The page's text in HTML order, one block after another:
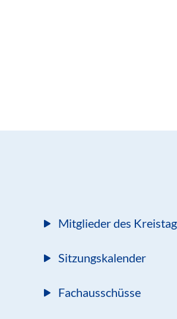
Mitglieder des
Sitzungskalender
Fachausschüsse